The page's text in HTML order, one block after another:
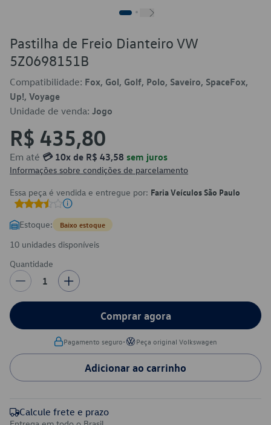
Pastilha de Freio Dianteiro VW
5Z0698151B
Compatibilidade: Fox, Gol, Golf, Polo, Saveiro, SpaceFox,
Up!, Voyage
Unidade de venda: Jogo
R$ 435,80
Em até 💳 10x de R$ 43,58 sem juros
Informações sobre condições de parcelamento
Essa peça é vendida e entregue por: Faria Veículos São Paulo
Estoque: Baixo estoque
10 unidades disponíveis
Quantidade
1
Comprar agora
Pagamento seguro• Peça original Volkswagen
Adicionar ao carrinho
Calcule frete e prazo